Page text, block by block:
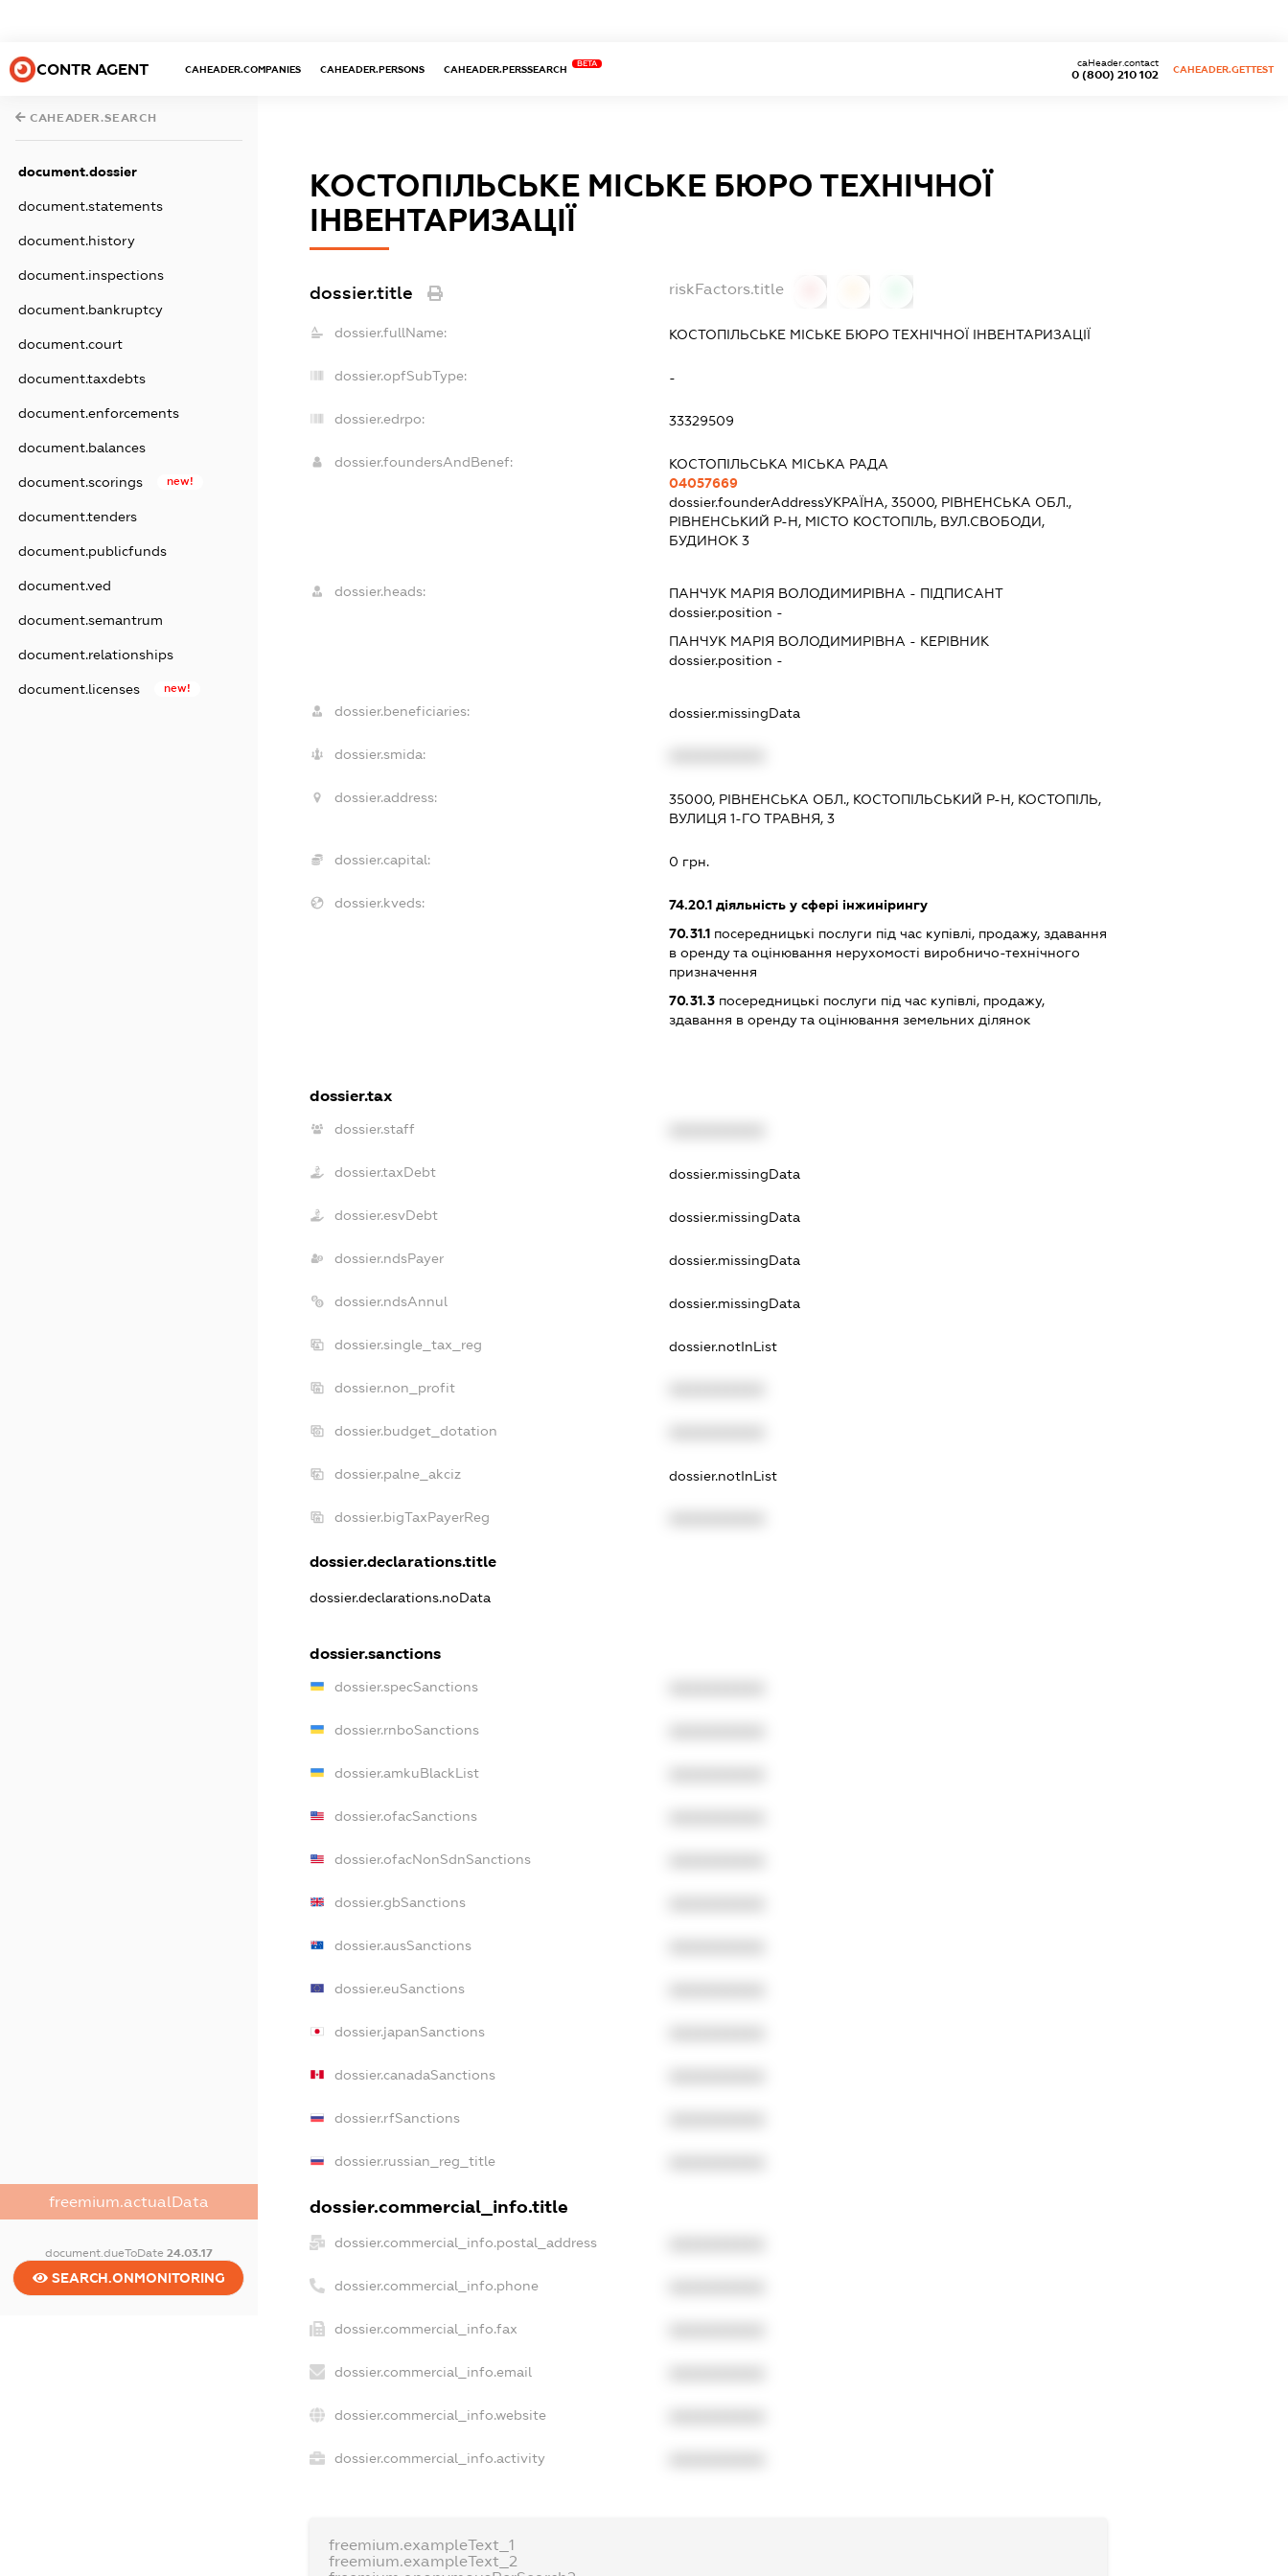
CONTR AGENT CAHEADER.COMPANIES CAHEADER.PERSONS CAHEADER.PERSSEARCH
BETA
0 (800) 210 102
caHeader.contact
CAHEADER.GETTEST
CAHEADER.SEARCH
document.dossier
document.statements
document.history
document.inspections
document.bankruptcy
document.court
document.taxdebts
document.enforcements
document.balances
document.scorings new!
document.tenders
document.publicfunds
document.ved
document.semantrum
document.relationships
document.licenses new!
freemium.actualData
document.dueToDate 24.03.17
SEARCH.ONMONITORING
КОСТОПІЛЬСЬКЕ МІСЬКЕ БЮРО ТЕХНІЧНОЇ
ІНВЕНТАРИЗАЦІЇ
dossier.title riskFactors.title
dossier.fullName: КОСТОПІЛЬСЬКЕ МІСЬКЕ БЮРО ТЕХНІЧНОЇ ІНВЕНТАРИЗАЦІЇ
dossier.opfSubType: -
dossier.edrpo: 33329509
dossier.foundersAndBenef:
КОСТОПІЛЬСЬКА МІСЬКА РАДА
04057669
dossier.founderAddressУКРАЇНА, 35000, РІВНЕНСЬКА ОБЛ.,
РІВНЕНСЬКИЙ Р-Н, МІСТО КОСТОПІЛЬ, ВУЛ.СВОБОДИ,
БУДИНОК 3
dossier.heads: ПАНЧУК МАРІЯ ВОЛОДИМИРІВНА - ПІДПИСАНТ
dossier.position -
ПАНЧУК МАРІЯ ВОЛОДИМИРІВНА - КЕРІВНИК
dossier.position -
dossier.beneficiaries: dossier.missingData
dossier.smida:
dossier.address:
35000, РІВНЕНСЬКА ОБЛ., КОСТОПІЛЬСЬКИЙ Р-Н, КОСТОПІЛЬ,
ВУЛИЦЯ 1-ГО ТРАВНЯ, 3
dossier.capital: 0 грн.
dossier.kveds: 74.20.1діяльність у сфері інжинірингу
70.31.1посередницькі послуги під час купівлі, продажу, здавання
в оренду та оцінювання нерухомості виробничо-технічного
призначення
70.31.3посередницькі послуги під час купівлі, продажу,
здавання в оренду та оцінювання земельних ділянок
dossier.tax
dossier.staff
dossier.taxDebt dossier.missingData
dossier.esvDebt dossier.missingData
dossier.ndsPayer dossier.missingData
dossier.ndsAnnul dossier.missingData
dossier.single_tax_reg dossier.notInList
dossier.non_profit
dossier.budget_dotation
dossier.palne_akciz dossier.notInList
dossier.bigTaxPayerReg
dossier.declarations.title
dossier.declarations.noData
dossier.sanctions
dossier.specSanctions
dossier.rnboSanctions
dossier.amkuBlackList
dossier.ofacSanctions
dossier.ofacNonSdnSanctions
dossier.gbSanctions
dossier.ausSanctions
dossier.euSanctions
dossier.japanSanctions
dossier.canadaSanctions
dossier.rfSanctions
dossier.russian_reg_title
dossier.commercial_info.title
dossier.commercial_info.postal_address
dossier.commercial_info.phone
dossier.commercial_info.fax
dossier.commercial_info.email
dossier.commercial_info.website
dossier.commercial_info.activity
freemium.exampleText_1
freemium.exampleText_2